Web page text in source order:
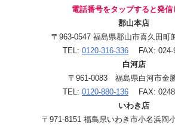
電話番号をタップすると発信
郡山本店
〒963-0547 福島県郡山市喜久田町
TEL: 0120-316-336 FAX: 024-
白河店
〒961-0083 福島県白河市金
TEL: 0120-880-136 FAX:
いわき店
〒971-8151 福島県いわき市小名浜岡